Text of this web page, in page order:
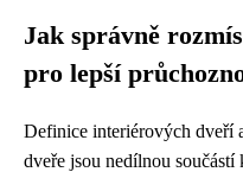
Jak správně
pro lepší
Definice interiérových dveří
dveře jsou nedílnou